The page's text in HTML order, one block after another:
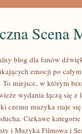
Scena
blog dla fanów
emocji po
miejsce, w którym
wydania łączą się z
czemu muzyka staje
Ciekawe
i Muzyka Filmowa i